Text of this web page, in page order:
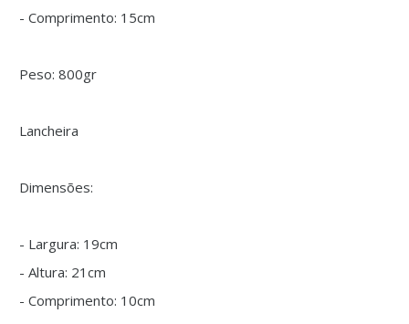
- Comprimento: 15cm
Peso: 800gr
Lancheira
Dimensões:
- Largura: 19cm
- Altura: 21cm
- Comprimento: 10cm